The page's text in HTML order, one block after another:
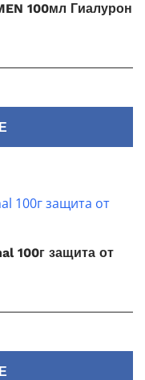
100мл Гиалурон
100г защита от